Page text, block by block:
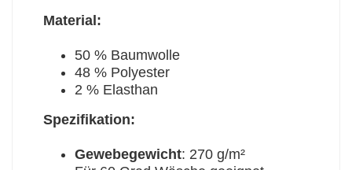
Material:
50 % Baumwolle
48 % Polyester
2 % Elasthan
Spezifikation:
Gewebegewicht: 270 g/m²